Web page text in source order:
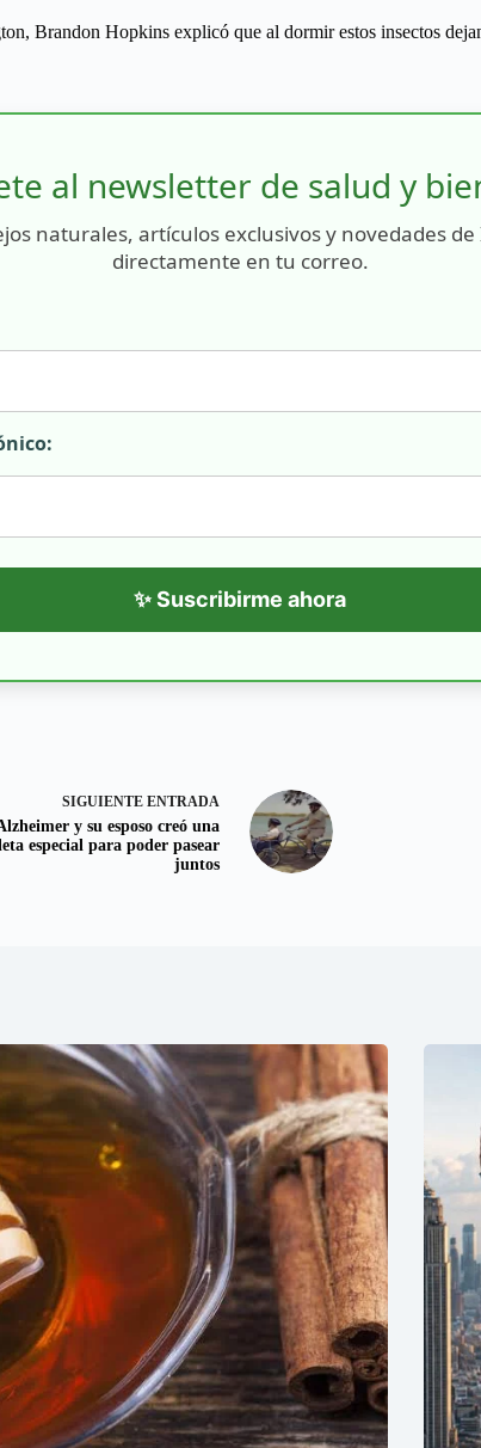
Brandon Hopkins explicó que al dormir estos insectos
al newsletter de salud y
naturales, artículos exclusivos y novedades
directamente en tu correo.
✨ Suscribirme ahora
SIGUIENTE ENTRADA
y su esposo creó una
especial para poder pasear
juntos